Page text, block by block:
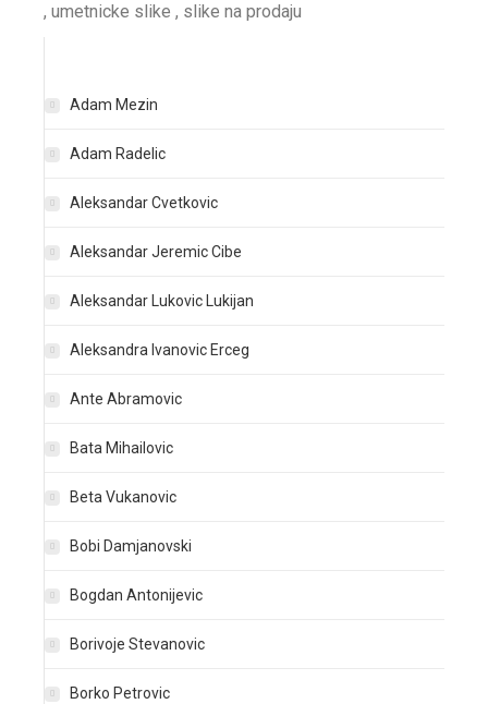
, umetnicke slike , slike na prodaju
Adam Mezin
Adam Radelic
Aleksandar Cvetkovic
Aleksandar Jeremic Cibe
Aleksandar Lukovic Lukijan
Aleksandra Ivanovic Erceg
Ante Abramovic
Bata Mihailovic
Beta Vukanovic
Bobi Damjanovski
Bogdan Antonijevic
Borivoje Stevanovic
Borko Petrovic